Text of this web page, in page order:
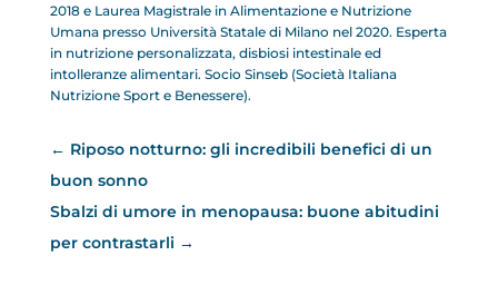
2018 e Laurea Magistrale in Alimentazione e Nutrizione
Umana presso Università Statale di Milano nel 2020. Esperta
in nutrizione personalizzata, disbiosi intestinale ed
intolleranze alimentari. Socio Sinseb (Società Italiana
Nutrizione Sport e Benessere).
← Riposo notturno: gli incredibili benefici di un
buon sonno
Sbalzi di umore in menopausa: buone abitudini
per contrastarli →